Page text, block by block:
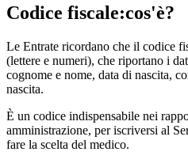
Codice fiscale:cos'è?
Le Entrate ricordano che il codice
(lettere e numeri), che riportano i
cognome e nome, data di nascita,
nascita.
È un codice indispensabile nei
amministrazione, per iscriversi al
fare la scelta del medico.